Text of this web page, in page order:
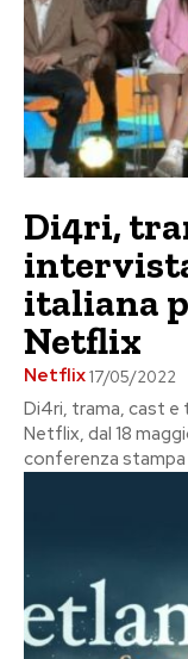
Di4ri,
italiana
Netflix
Netflix17/05/2022
Di4ri, trama, cast e
Netflix, dal 18
conferenza stampa